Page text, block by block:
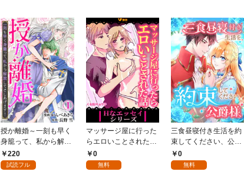
授か離婚～一刻も早く
身籠って、私から解放
してさしあげます！1
220
試読フル
マッサージ屋に行った
らエロいことされた話
1 0
無料
三食昼寝付き生活を約
束してください、公爵
様 1話
0
無料